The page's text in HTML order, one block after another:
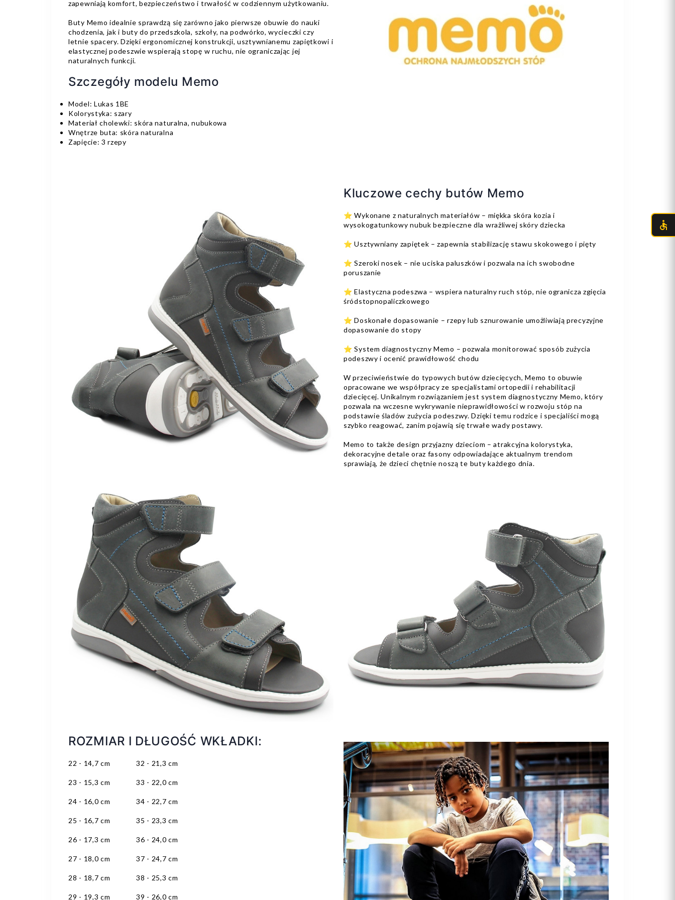
zapewniają komfort, bezpieczeństwo i trwałość w codziennym użytkowaniu.
Buty Memo idealnie sprawdzą się zarówno jako pierwsze obuwie do nauki
chodzenia, jak i buty do przedszkola, szkoły, na podwórko, wycieczki czy
letnie spacery. Dzięki ergonomicznej konstrukcji, usztywnianemu zapiętkowi i
elastycznej podeszwie wspierają stopę w ruchu, nie ograniczając jej
naturalnych funkcji.
Szczegóły modelu Memo
Model: Lukas 1BE
Kolorystyka: szary
Materiał cholewki: skóra naturalna, nubukowa
Wnętrze buta: skóra naturalna
Zapięcie: 3 rzepy
Kluczowe cechy butów Memo
⭐ Wykonane z naturalnych materiałów – miękka skóra kozia i
wysokogatunkowy nubuk bezpieczne dla wrażliwej skóry dziecka
⭐ Usztywniany zapiętek – zapewnia stabilizację stawu skokowego i pięty
⭐ Szeroki nosek – nie uciska paluszków i pozwala na ich swobodne
poruszanie
⭐ Elastyczna podeszwa – wspiera naturalny ruch stóp, nie ogranicza zgięcia
śródstopnopaliczkowego
⭐ Doskonałe dopasowanie – rzepy lub sznurowanie umożliwiają precyzyjne
dopasowanie do stopy
⭐ System diagnostyczny Memo – pozwala monitorować sposób zużycia
podeszwy i ocenić prawidłowość chodu
W przeciwieństwie do typowych butów dziecięcych, Memo to obuwie
opracowane we współpracy ze specjalistami ortopedii i rehabilitacji
dziecięcej. Unikalnym rozwiązaniem jest system diagnostyczny Memo, który
pozwala na wczesne wykrywanie nieprawidłowości w rozwoju stóp na
podstawie śladów zużycia podeszwy. Dzięki temu rodzice i specjaliści mogą
szybko reagować, zanim pojawią się trwałe wady postawy.
Memo to także design przyjazny dzieciom – atrakcyjna kolorystyka,
dekoracyjne detale oraz fasony odpowiadające aktualnym trendom
sprawiają, że dzieci chętnie noszą te buty każdego dnia.
ROZMIAR I DŁUGOŚĆ WKŁADKI:
22 - 14,7 cm 32 - 21,3 cm
23 - 15,3 cm 33 - 22,0 cm
24 - 16,0 cm 34 - 22,7 cm
25 - 16,7 cm 35 - 23,3 cm
26 - 17,3 cm 36 - 24,0 cm
27 - 18,0 cm 37 - 24,7 cm
28 - 18,7 cm 38 - 25,3 cm
29 - 19,3 cm 39 - 26,0 cm